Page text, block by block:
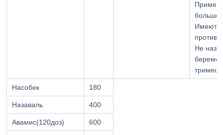
больше
Имеют
Не
Насобек 180
Назаваль 400
Авамис(120доз) 600